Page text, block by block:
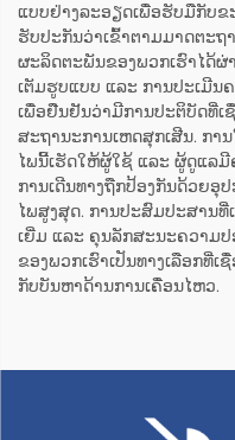
ແບບຢ່າງລະອຽດເພື່ອຮັບມືກັບຂ
ຮັບປະກັນວ່າເຂົ້າຕາມມາດຕະຖ
ຜະລິດຕະພັນຂອງພວກເຮົາໄດ້ຜ່
ເຕັມຮູບແບບ ແລະ ການປະເມີນ
ເພື່ອຢືນຢັນວ່າມີການປະຕິບັດທີ່ເ
ສະຖານະການເຫດສຸກເສີນ. ກ
ໄພນີ້ເຮັດໃຫ້ຜູ້ໃຊ້ ແລະ ຜູ້ດູແລ
ການເດີນທາງຖືກປ້ອງກັນດ້ວຍອຸ
ໄພສູງສຸດ. ການປະສົມປະສານ
ເຍີ່ມ ແລະ ຄຸນລັກສະນະຄວາມ
ຂອງພວກເຮົາເປັນທາງເລືອກທີ່
ກັບບັນຫາດ້ານການເຄື່ອນໄຫວ.